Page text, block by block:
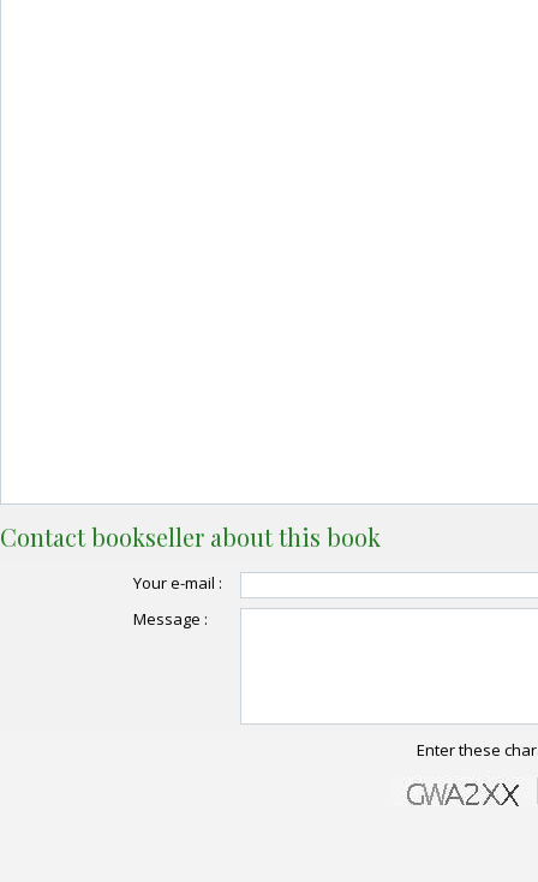
Contact bookseller about this book
Your e-mail :
Message :
Enter these